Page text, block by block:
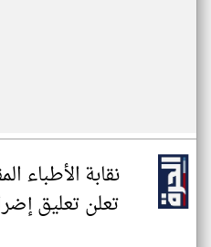
نقابة الأطباء
تعلن تعليق